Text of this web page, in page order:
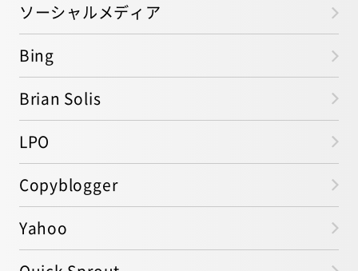
ソーシャルメディア
Bing
Brian Solis
LPO
Copyblogger
Yahoo